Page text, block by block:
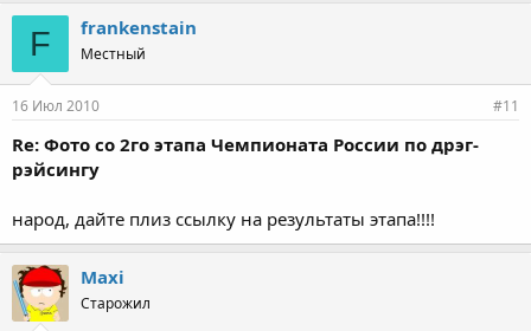
F frankenstain
Местный
16 Июл 2010 #11
Re: Фото со 2го этапа Чемпионата России по дрэг-
рэйсингу
народ, дайте плиз ссылку на результаты этапа!!!!
Maxi
Старожил